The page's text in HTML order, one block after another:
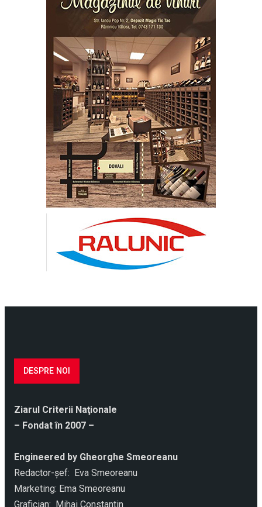
DESPRE NOI
Ziarul Criterii Naţionale
– Fondat în 2007 –
Engineered by Gheorghe Smeoreanu
Redactor-şef: Eva Smeoreanu
Marketing: Ema Smeoreanu
Grafician: Mihai Constantin